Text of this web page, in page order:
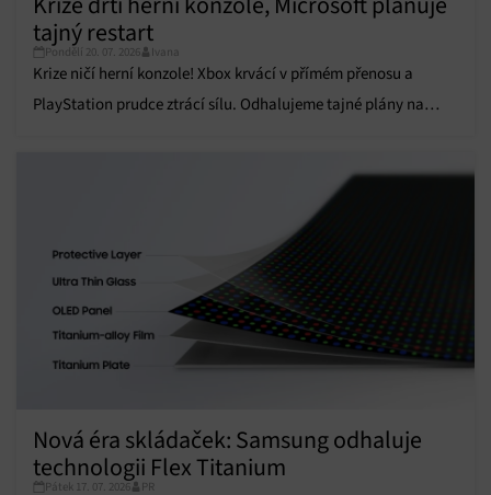
Přiřazování a kombinování údajů z jiných zdrojů
údajů, Propojení různých zařízení, Identifikace
zařízení na základě automaticky přenášených
informací.
Zajištění bezpečnosti, předcházení a zjišťování
tajný restart
Pondělí 20. 07. 2026 Ivana
Krize ničí herní konzole! Xbox krvácí v přímém přenosu a
PlayStation prudce ztrácí sílu. Odhalujeme tajné plány na
Nová éra skládaček: Samsung odhaluje
technologii Flex Titanium
Pátek 17. 07. 2026 PR